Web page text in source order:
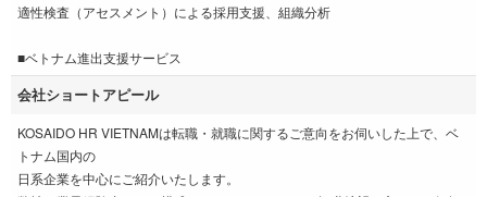
適性検査（アセスメント）による採用支援、組織分析
■ベトナム進出支援サービス
会社ショートアピール
KOSAIDO HR VIETNAMは転職・就職に関するご意向をお伺いした上で、ベ
トナム国内の
日系企業を中心にご紹介いたします。